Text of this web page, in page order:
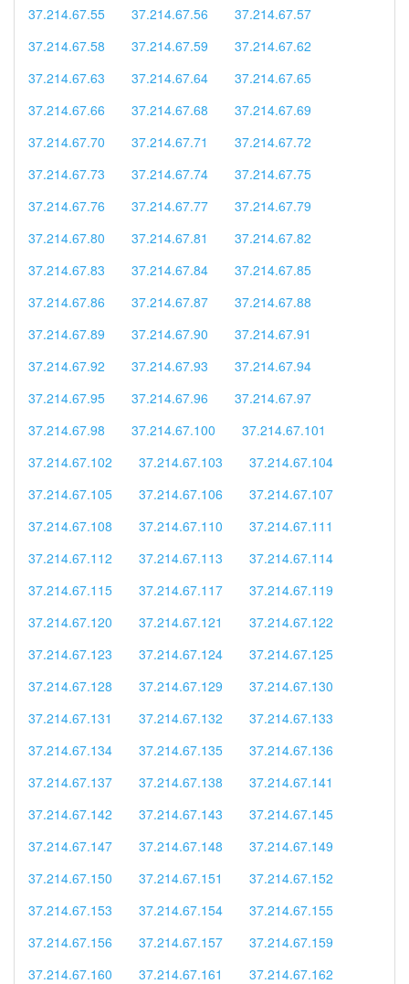
37.214.67.55
37.214.67.56
37.214.67.57
37.214.67.58
37.214.67.59
37.214.67.62
37.214.67.63
37.214.67.64
37.214.67.65
37.214.67.66
37.214.67.68
37.214.67.69
37.214.67.70
37.214.67.71
37.214.67.72
37.214.67.73
37.214.67.74
37.214.67.75
37.214.67.76
37.214.67.77
37.214.67.79
37.214.67.80
37.214.67.81
37.214.67.82
37.214.67.83
37.214.67.84
37.214.67.85
37.214.67.86
37.214.67.87
37.214.67.88
37.214.67.89
37.214.67.90
37.214.67.91
37.214.67.92
37.214.67.93
37.214.67.94
37.214.67.95
37.214.67.96
37.214.67.97
37.214.67.98
37.214.67.100
37.214.67.101
37.214.67.102
37.214.67.103
37.214.67.104
37.214.67.105
37.214.67.106
37.214.67.107
37.214.67.108
37.214.67.110
37.214.67.111
37.214.67.112
37.214.67.113
37.214.67.114
37.214.67.115
37.214.67.117
37.214.67.119
37.214.67.120
37.214.67.121
37.214.67.122
37.214.67.123
37.214.67.124
37.214.67.125
37.214.67.128
37.214.67.129
37.214.67.130
37.214.67.131
37.214.67.132
37.214.67.133
37.214.67.134
37.214.67.135
37.214.67.136
37.214.67.137
37.214.67.138
37.214.67.141
37.214.67.142
37.214.67.143
37.214.67.145
37.214.67.147
37.214.67.148
37.214.67.149
37.214.67.150
37.214.67.151
37.214.67.152
37.214.67.153
37.214.67.154
37.214.67.155
37.214.67.156
37.214.67.157
37.214.67.159
37.214.67.160
37.214.67.161
37.214.67.162